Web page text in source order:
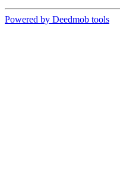
Powered by Deedmob tools